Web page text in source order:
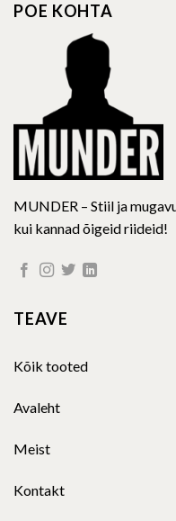
POE KOHTA
MUNDER – Stiil ja
kui kannad õigeid riideid!
TEAVE
Kõik tooted
Avaleht
Meist
Kontakt